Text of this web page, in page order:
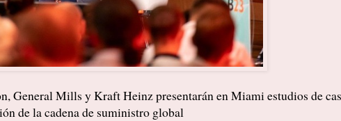
General Mills y Kraft Heinz presentarán en Miami estudios de
de la cadena de suministro global